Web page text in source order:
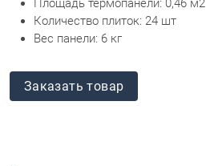
Площадь термопанели: 0,46 м2
Количество плиток: 24 шт
Вес панели: 6 кг
Заказать товар